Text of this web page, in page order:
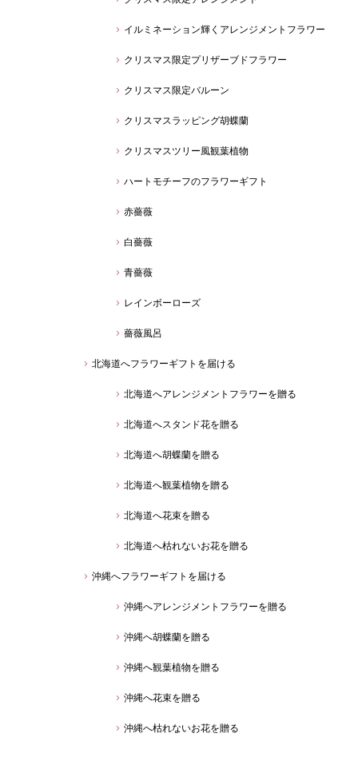
イルミネーション輝くアレンジメントフラワー
クリスマス限定プリザーブドフラワー
クリスマス限定バルーン
クリスマスラッピング胡蝶蘭
クリスマスツリー風観葉植物
ハートモチーフのフラワーギフト
赤薔薇
白薔薇
青薔薇
レインボーローズ
薔薇風呂
北海道へフラワーギフトを届ける
北海道へアレンジメントフラワーを贈る
北海道へスタンド花を贈る
北海道へ胡蝶蘭を贈る
北海道へ観葉植物を贈る
北海道へ花束を贈る
北海道へ枯れないお花を贈る
沖縄へフラワーギフトを届ける
沖縄へアレンジメントフラワーを贈る
沖縄へ胡蝶蘭を贈る
沖縄へ観葉植物を贈る
沖縄へ花束を贈る
沖縄へ枯れないお花を贈る